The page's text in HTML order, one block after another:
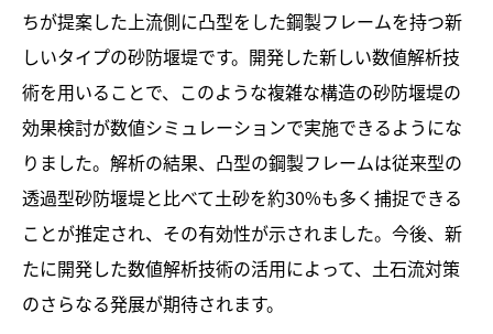
ちが提案した上流側に凸型をした鋼製フレームを持つ新
しいタイプの砂防堰堤です。開発した新しい数値解析技
術を用いることで、このような複雑な構造の砂防堰堤の
効果検討が数値シミュレーションで実施できるようにな
りました。解析の結果、凸型の鋼製フレームは従来型の
透過型砂防堰堤と比べて土砂を約30%も多く捕捉できる
ことが推定され、その有効性が示されました。今後、新
たに開発した数値解析技術の活用によって、土石流対策
のさらなる発展が期待されます。